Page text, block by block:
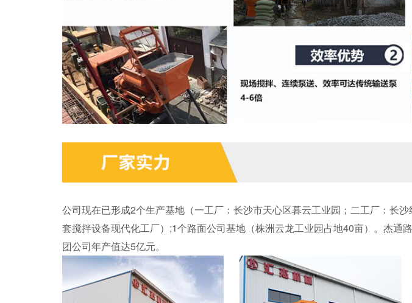
公司现在已形成2个生产基地（一工厂：长沙市天心区暮云工业园；二工厂：长
套搅拌设备现代化工厂）;1个路面公司基地（株洲云龙工业园占地40亩）。杰
团公司年产值达5亿元。